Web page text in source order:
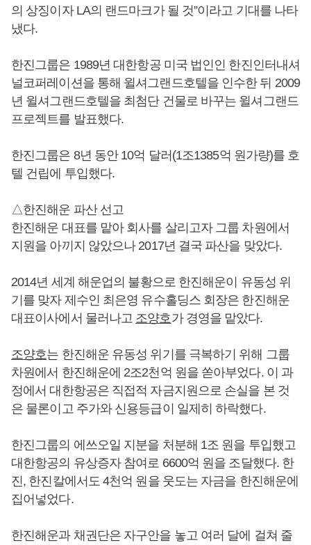
의 상징이자 LA의 랜드마크가 될 것”이라고 기대를 나타
냈다.
한진그룹은 1989년 대한항공 미국 법인인 한진인터내셔
널코퍼레이션을 통해 윌셔그랜드호텔을 인수한 뒤 2009
년 윌셔그랜드호텔을 최첨단 건물로 바꾸는 윌셔그랜드
프로젝트를 발표했다.
한진그룹은 8년 동안 10억 달러(1조1385억 원가량)를 호
텔 건립에 투입했다.
△한진해운 파산 선고
한진해운 대표를 맡아 회사를 살리고자 그룹 차원에서
지원을 아끼지 않았으나 2017년 결국 파산을 맞았다.
2014년 세계 해운업의 불황으로 한진해운이 유동성 위
기를 맞자 제수인 최은영 유수홀딩스 회장은 한진해운
대표이사에서 물러나고 조양호가 경영을 맡았다.
조양호는 한진해운 유동성 위기를 극복하기 위해 그룹
차원에서 한진해운에 2조2천억 원을 쏟아부었다. 이 과
정에서 대한항공은 직접적 자금지원으로 손실을 본 것
은 물론이고 주가와 신용등급이 일제히 하락했다.
한진그룹의 에쓰오일 지분을 처분해 1조 원을 투입했고
대한항공의 유상증자 참여로 6600억 원을 조달했다. 한
진, 한진칼에서도 4천억 원을 웃도는 자금을 한진해운에
집어넣었다.
한진해운과 채권단은 자구안을 놓고 여러 달에 걸쳐 줄